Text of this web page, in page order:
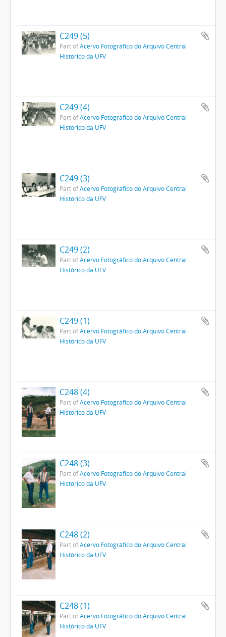
C249 (5)
Part ofAcervo Fotográfico do Arquivo Central
Histórico da UFV
C249 (4)
Part ofAcervo Fotográfico do Arquivo Central
Histórico da UFV
C249 (3)
Part ofAcervo Fotográfico do Arquivo Central
Histórico da UFV
C249 (2)
Part ofAcervo Fotográfico do Arquivo Central
Histórico da UFV
C249 (1)
Part ofAcervo Fotográfico do Arquivo Central
Histórico da UFV
C248 (4)
Part ofAcervo Fotográfico do Arquivo Central
Histórico da UFV
C248 (3)
Part ofAcervo Fotográfico do Arquivo Central
Histórico da UFV
C248 (2)
Part ofAcervo Fotográfico do Arquivo Central
Histórico da UFV
C248 (1)
Part ofAcervo Fotográfico do Arquivo Central
Histórico da UFV